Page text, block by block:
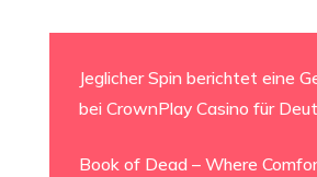
Jeglicher Spin berichtet eine
bei CrownPlay Casino für
Book of Dead – Where